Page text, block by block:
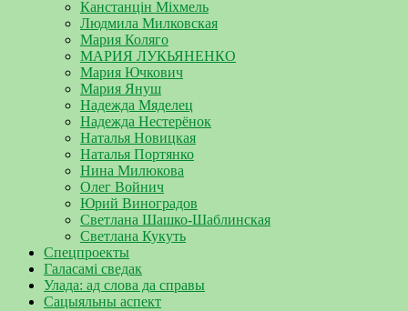
Канстанцін Міхмель
Людмила Милковская
Мария Коляго
МАРИЯ ЛУКЬЯНЕНКО
Мария Ючкович
Мария Януш
Надежда Мяделец
Надежда Нестерёнок
Наталья Новицкая
Наталья Портянко
Нина Милюкова
Олег Войнич
Юрий Виноградов
Светлана Шашко-Шаблинская
Светлана Кукуть
Спецпроекты
Галасамі сведак
Улада: ад слова да справы
Сацыяльны аспект